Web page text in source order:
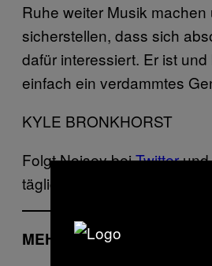
Ruhe weiter Musik
sicherstellen, dass sich
dafür interessiert. Er ist
einfach ein verdammtes
KYLE BRONKHORST
Folgt Noisey beiTwitterund
tägliche Updates über eure
MEHR VON NOISEY